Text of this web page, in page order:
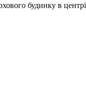
будинку в центрі